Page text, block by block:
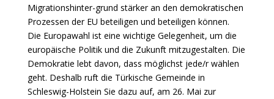
Migrationshinter-grund stärker an den demokratischen
Prozessen der EU beteiligen und beteiligen können.
Die Europawahl ist eine wichtige Gelegenheit, um die
europäische Politik und die Zukunft mitzugestalten. Die
Demokratie lebt davon, dass möglichst jede/r wählen
geht. Deshalb ruft die Türkische Gemeinde in
Schleswig-Holstein Sie dazu auf, am 26. Mai zur